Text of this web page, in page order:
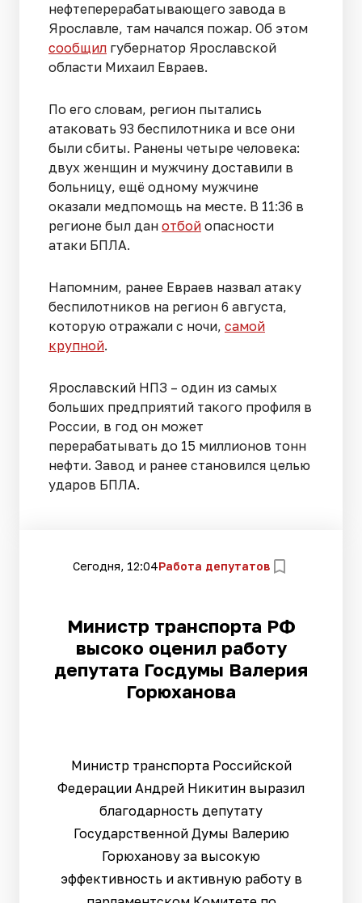
нефтеперерабатывающего завода в
Ярославле, там начался пожар. Об этом
сообщил губернатор Ярославской
области Михаил Евраев.
По его словам, регион пытались
атаковать 93 беспилотника и все они
были сбиты. Ранены четыре человека:
двух женщин и мужчину доставили в
больницу, ещё одному мужчине
оказали медпомощь на месте. В 11:36 в
регионе был дан отбой опасности
атаки БПЛА.
Напомним, ранее Евраев назвал атаку
беспилотников на регион 6 августа,
которую отражали с ночи, самой
крупной.
Ярославский НПЗ – один из самых
больших предприятий такого профиля в
России, в год он может
перерабатывать до 15 миллионов тонн
нефти. Завод и ранее становился целью
ударов БПЛА.
Сегодня, 12:04Работа депутатов
Министр транспорта РФ
высоко оценил работу
депутата Госдумы Валерия
Горюханова
Министр транспорта Российской
Федерации Андрей Никитин выразил
благодарность депутату
Государственной Думы Валерию
Горюханову за высокую
эффективность и активную работу в